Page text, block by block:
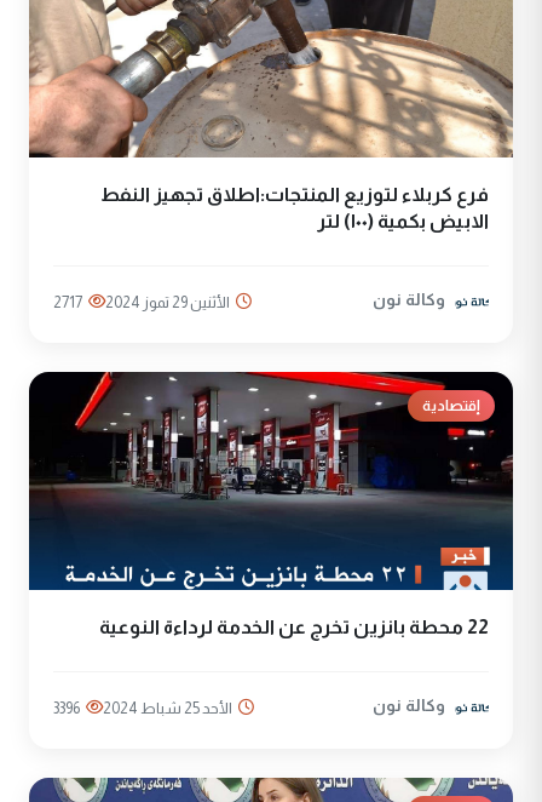
فرع كربلاء لتوزيع المنتجات:اطلاق تجهيز النفط
الابيض بكمية (١٠٠) لتر
وكالة نون الأثنين 29 تموز 2024 2717
إقتصادية
22 محطة بانزين تخرج عن الخدمة لرداءة النوعية
وكالة نون الأحد 25 شباط 2024 3396